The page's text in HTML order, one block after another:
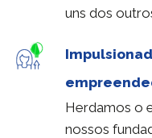
uns dos
Herdamos o
nossos